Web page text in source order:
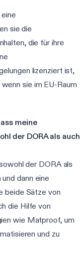
sie die
die für ihre
lizenziert ist,
sie im EU-Raum
meine
der DORA als auch
der DORA als
dann eine
beide Sätze von
die Hilfe von
wie Matproof, um
und zu